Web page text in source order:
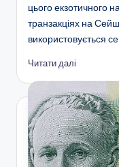
цього екзотичного
транзакціях на
використовується
Читати далі